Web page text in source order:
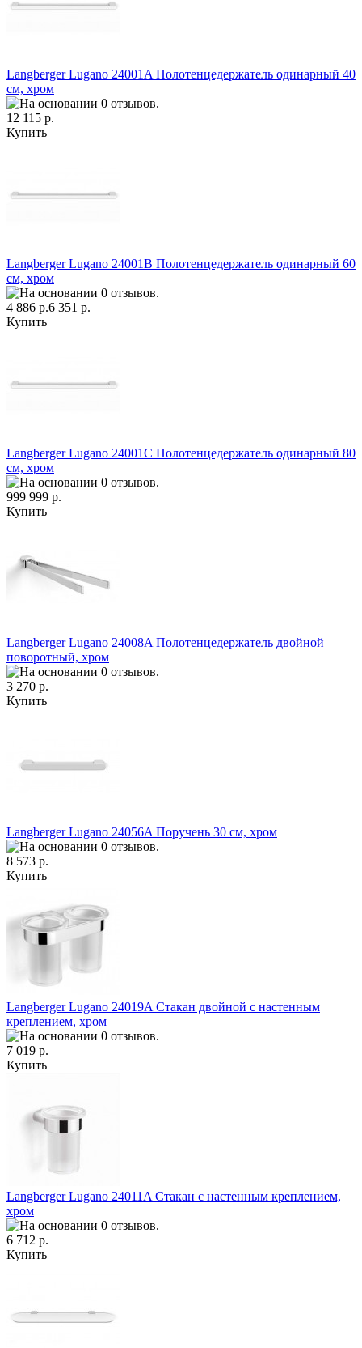
Langberger Lugano 24001A Полотенцедержатель одинарный 40
см, хром
12 115 р.
Купить
Langberger Lugano 24001B Полотенцедержатель одинарный 60
см, хром
4 886 р.6 351 р.
Купить
Langberger Lugano 24001C Полотенцедержатель одинарный 80
см, хром
999 999 р.
Купить
Langberger Lugano 24008A Полотенцедержатель двойной
поворотный, хром
3 270 р.
Купить
Langberger Lugano 24056A Поручень 30 см, хром
8 573 р.
Купить
Langberger Lugano 24019A Стакан двойной с настенным
креплением, хром
7 019 р.
Купить
Langberger Lugano 24011A Стакан с настенным креплением,
хром
6 712 р.
Купить